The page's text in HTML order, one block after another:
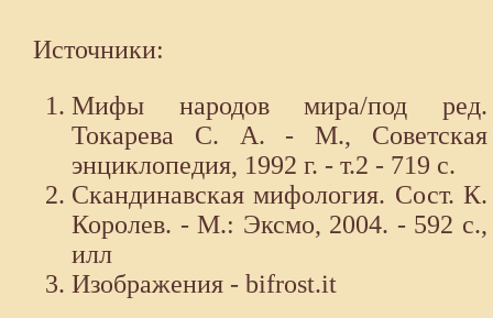
Источники:
Мифы народов мира/под ред.
Токарева С. А. - М., Советская
энциклопедия, 1992 г. - т.2 - 719 с.
Скандинавская мифология. Сост. К.
Королев. - М.: Эксмо, 2004. - 592 с.,
илл
Изображения - bifrost.it